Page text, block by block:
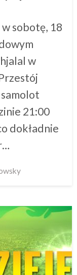
sobotę, 18
w
21:00
dokładnie